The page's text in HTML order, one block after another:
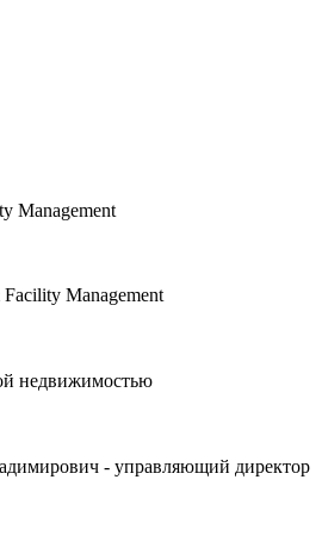
Management
Management
недвижимостью
- управляющий директор